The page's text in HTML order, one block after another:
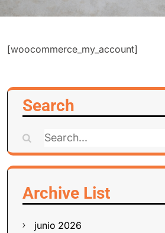
[woocommerce_my_account]
Search
Search
for:
Archive List
junio 2026